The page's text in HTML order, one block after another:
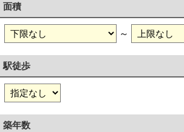
面積
～
駅徒歩
築年数